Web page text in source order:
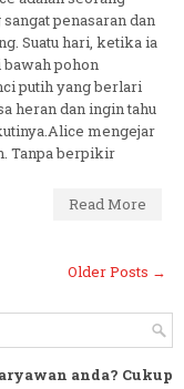
penasaran dan
Suatu hari, ketika ia
bawah pohon
putih yang berlari
heran dan ingin tahu
mengejar
Tanpa berpikir
Read More
Older Posts →
anda? Cukup